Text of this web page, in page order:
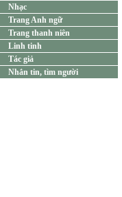
Nhạc
Trang Anh ngữ
Trang thanh niên
Linh tinh
Tác giả
Nhắn tin, tìm người